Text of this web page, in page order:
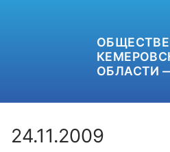
ОБЛАСТИ
24.11.2009